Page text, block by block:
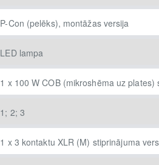
P-Con (pelēks), montāžas versija
LED lampa
1 x 100 W COB (mikroshēma uz plates)
1; 2; 3
1 x 3 kontaktu XLR (M) stiprinājuma